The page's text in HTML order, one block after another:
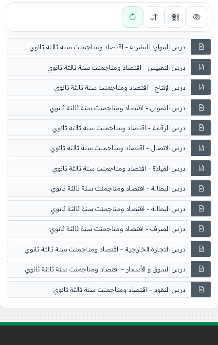
درس الموارد البشرية - اقتصاد ومناجمنت سنة ثالثة ثانوي
درس التقييس - اقتصاد ومناجمنت سنة ثالثة ثانوي
درس الإنتاج - اقتصاد ومناجمنت سنة ثالثة ثانوي
درس التمويل - اقتصاد ومناجمنت سنة ثالثة ثانوي
درس الرقابة - اقتصاد ومناجمنت سنة ثالثة ثانوي
درس الاتصال - اقتصاد ومناجمنت سنة ثالثة ثانوي
درس القيادة - اقتصاد ومناجمنت سنة ثالثة ثانوي
درس البطالة - اقتصاد ومناجمنت سنة ثالثة ثانوي
درس البطالة - اقتصاد ومناجمنت سنة ثالثة ثانوي
درس الصرف - اقتصاد ومناجمنت سنة ثالثة ثانوي
درس التجارة الخارجية – اقتصاد ومناجمنت سنة ثالثة ثانوي
درس السوق و الأسعار – اقتصاد ومناجمنت سنة ثالثة ثانوي
درس النقود – اقتصاد ومناجمنت سنة ثالثة ثانوي